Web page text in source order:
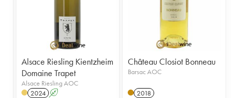
Alsace Riesling Kientzheim
Domaine Trapet
Alsace Riesling AOC
2024 A
Château Closiot Bonneau
Barsac AOC
2018